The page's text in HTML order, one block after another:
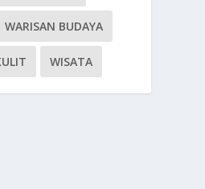
WARISAN BUDAYA
WISATA